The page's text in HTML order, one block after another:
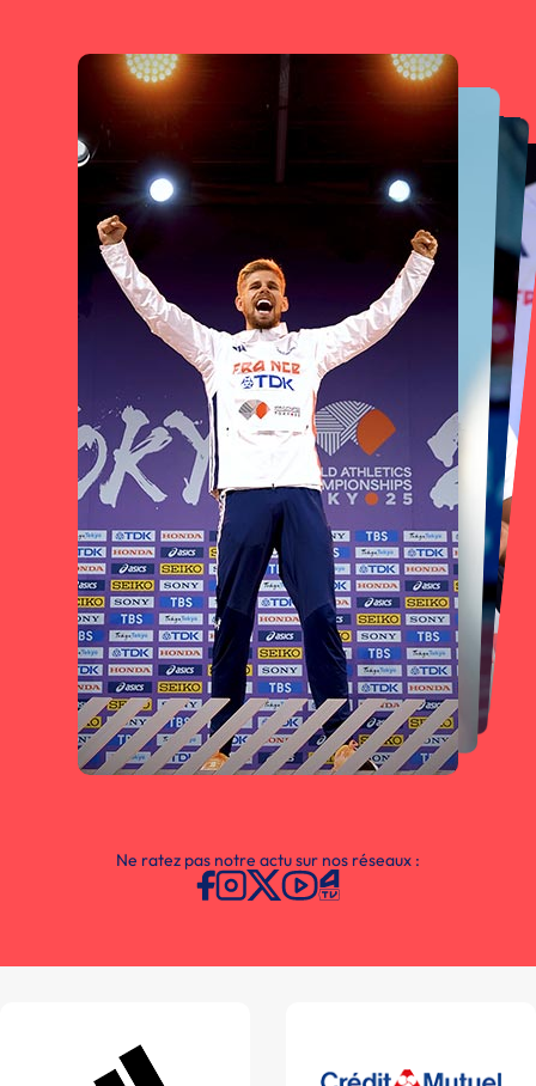
Ne ratez pas notre actu sur nos réseaux :